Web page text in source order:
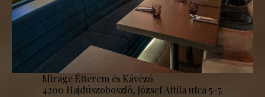
Mirage Étterem és Kávézó
4200 Hajdúszoboszló, József Attila utca 5-7.